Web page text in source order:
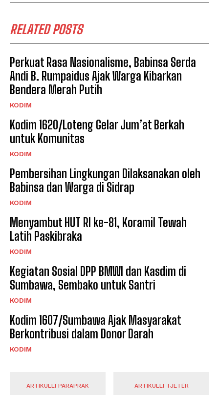
RELATED POSTS
Perkuat Rasa Nasionalisme, Babinsa Serda
Andi B. Rumpaidus Ajak Warga Kibarkan
Bendera Merah Putih
KODIM
Kodim 1620/Loteng Gelar Jum’at Berkah
untuk Komunitas
KODIM
Pembersihan Lingkungan Dilaksanakan oleh
Babinsa dan Warga di Sidrap
KODIM
Menyambut HUT RI ke-81, Koramil Tewah
Latih Paskibraka
KODIM
Kegiatan Sosial DPP BMWI dan Kasdim di
Sumbawa, Sembako untuk Santri
KODIM
Kodim 1607/Sumbawa Ajak Masyarakat
Berkontribusi dalam Donor Darah
KODIM
ARTIKULLI PARAPRAK ARTIKULLI TJETËR